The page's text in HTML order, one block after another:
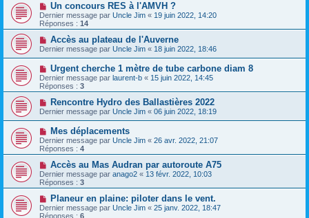
Un concours RES à l'AMVH ?
Dernier message par Uncle Jim « 19 juin 2022, 14:20
Réponses : 14
Accès au plateau de l'Auverne
Dernier message par Uncle Jim « 18 juin 2022, 18:46
Urgent cherche 1 mètre de tube carbone diam 8
Dernier message par laurent-b « 15 juin 2022, 14:45
Réponses : 3
Rencontre Hydro des Ballastières 2022
Dernier message par Uncle Jim « 06 juin 2022, 18:19
Mes déplacements
Dernier message par Uncle Jim « 26 avr. 2022, 21:07
Réponses : 4
Accès au Mas Audran par autoroute A75
Dernier message par anago2 « 13 févr. 2022, 10:03
Réponses : 3
Planeur en plaine: piloter dans le vent.
Dernier message par Uncle Jim « 25 janv. 2022, 18:47
Réponses : 6